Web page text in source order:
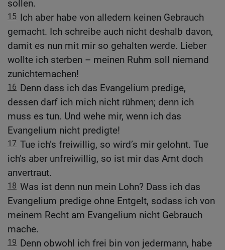
sollen.
15 Ich aber habe von alledem keinen Gebrauch
gemacht. Ich schreibe auch nicht deshalb davon,
damit es nun mit mir so gehalten werde. Lieber
wollte ich sterben – meinen Ruhm soll niemand
zunichtemachen!
16 Denn dass ich das Evangelium predige,
dessen darf ich mich nicht rühmen; denn ich
muss es tun. Und wehe mir, wenn ich das
Evangelium nicht predigte!
17 Tue ich’s freiwillig, so wird’s mir gelohnt. Tue
ich’s aber unfreiwillig, so ist mir das Amt doch
anvertraut.
18 Was ist denn nun mein Lohn? Dass ich das
Evangelium predige ohne Entgelt, sodass ich von
meinem Recht am Evangelium nicht Gebrauch
mache.
19 Denn obwohl ich frei bin von jedermann, habe